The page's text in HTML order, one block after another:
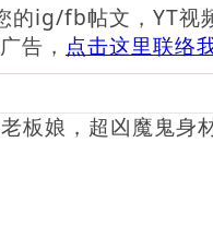
的ig/fb帖文，YT视
告， 点击这里联络